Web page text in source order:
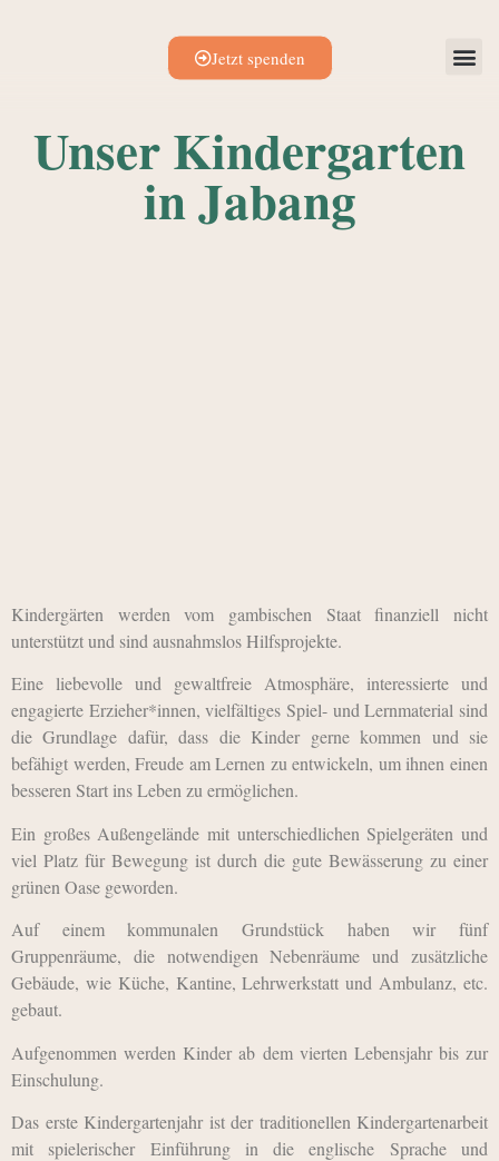
Jetzt spenden
Unser Kindergarten
in Jabang
Kindergärten werden vom gambischen Staat finanziell nicht
unterstützt und sind ausnahmslos Hilfsprojekte.
Eine liebevolle und gewaltfreie Atmosphäre, interessierte und
engagierte Erzieher*innen, vielfältiges Spiel- und Lernmaterial sind
die Grundlage dafür, dass die Kinder gerne kommen und sie
befähigt werden, Freude am Lernen zu entwickeln, um ihnen einen
besseren Start ins Leben zu ermöglichen.
Ein großes Außengelände mit unterschiedlichen Spielgeräten und
viel Platz für Bewegung ist durch die gute Bewässerung zu einer
grünen Oase geworden.
Auf einem kommunalen Grundstück haben wir fünf
Gruppenräume, die notwendigen Nebenräume und zusätzliche
Gebäude, wie Küche, Kantine, Lehrwerkstatt und Ambulanz, etc.
gebaut.
Aufgenommen werden Kinder ab dem vierten Lebensjahr bis zur
Einschulung.
Das erste Kindergartenjahr ist der traditionellen Kindergartenarbeit
mit spielerischer Einführung in die englische Sprache und